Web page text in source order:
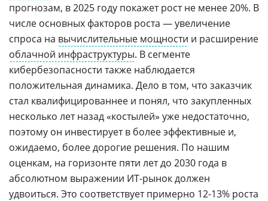
прогнозам, в 2025 году покажет рост не менее 20%. В
числе основных факторов роста — увеличение
спроса на вычислительные мощности и расширение
облачной инфраструктуры. В сегменте
кибербезопасности также наблюдается
положительная динамика. Дело в том, что заказчик
стал квалифицированнее и понял, что закупленных
несколько лет назад «костылей» уже недостаточно,
поэтому он инвестирует в более эффективные и,
ожидаемо, более дорогие решения. По нашим
оценкам, на горизонте пяти лет до 2030 года в
абсолютном выражении ИТ-рынок должен
удвоиться. Это соответствует примерно 12-13% роста